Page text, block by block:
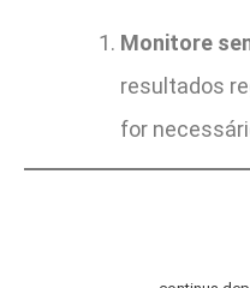
Monitore
resultados
for